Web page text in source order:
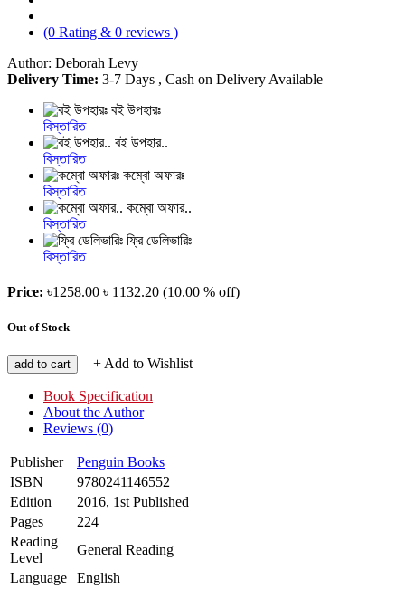
(0 Rating & 0 reviews )
Author: Deborah Levy
Delivery Time: 3-7 Days , Cash on Delivery Available
বই উপহারঃ
বিস্তারিত
বই উপহার..
বিস্তারিত
কম্বো অফারঃ
বিস্তারিত
কম্বো অফার..
বিস্তারিত
ফ্রি ডেলিভারিঃ
বিস্তারিত
Price: ৳1258.00 ৳ 1132.20 (10.00 % off)
Out of Stock
add to cart + Add to Wishlist
Book Specification
About the Author
Reviews (0)
Publisher
Penguin Books
ISBN
9780241146552
Edition
2016, 1st Published
Pages
224
Reading
Level
General Reading
Language
English